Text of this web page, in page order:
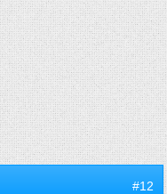
#12